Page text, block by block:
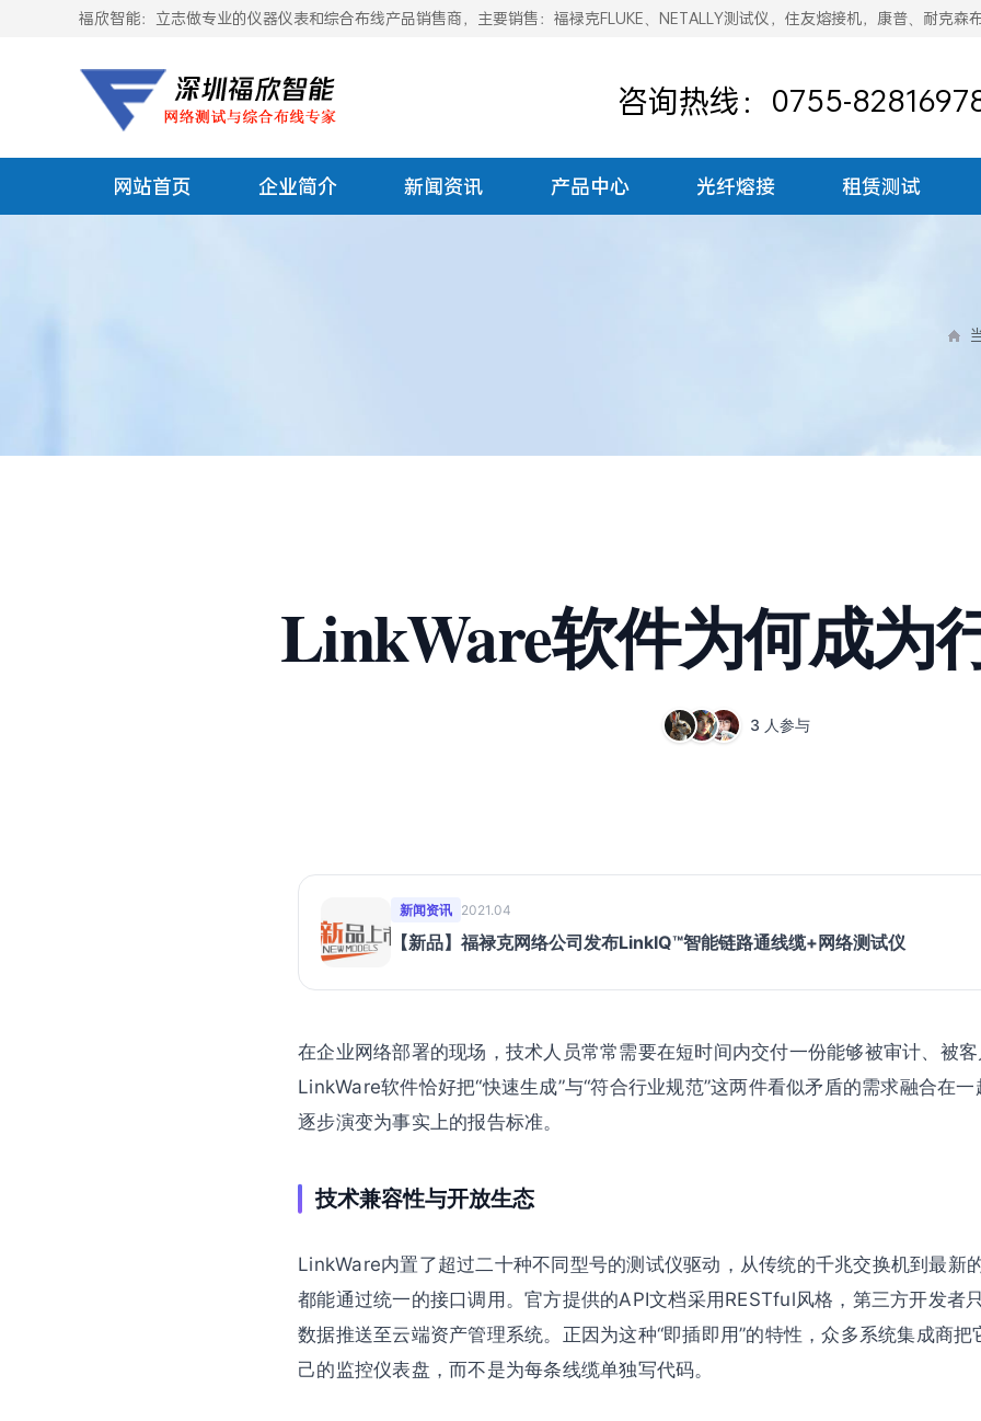
福欣智能：立志做专业的仪器仪表和综合布线产品销售商，主要销售：福禄克FLUKE、NETALLY测试仪，住友熔接机，康普、耐克森布
咨询热线：0755-
网站首页 企业简介 新闻资讯 产品中心 光纤熔接 租赁测试
LinkWare软件为何成为
3 人参与
新闻资讯 2021.04
【新品】福禄克网络公司发布LinkIQ™智能链路通线缆+网络测试仪
在企业网络部署的现场，技术人员常常需要在短时间内交付一份能够被审计、被客
LinkWare软件恰好把“快速生成”与“符合行业规范”这两件看似矛盾的需求融合在
逐步演变为事实上的报告标准。
技术兼容性与开放生态
LinkWare内置了超过二十种不同型号的测试仪驱动，从传统的千兆交换机到最新
都能通过统一的接口调用。官方提供的API文档采用RESTful风格，第三方开发者
数据推送至云端资产管理系统。正因为这种“即插即用”的特性，众多系统集成商把
己的监控仪表盘，而不是为每条线缆单独写代码。